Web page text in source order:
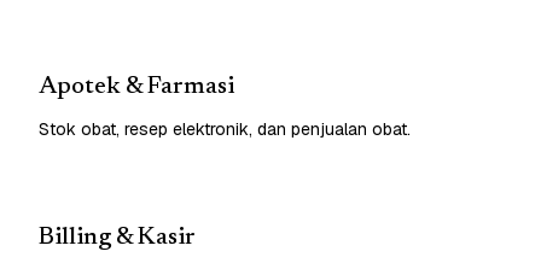
Apotek & Farmasi
Stok obat, resep elektronik, dan penjualan obat.
Billing & Kasir